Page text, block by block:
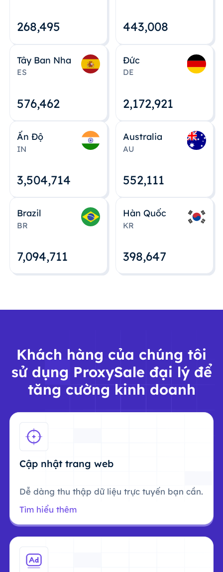
268,495 443,008
Tây Ban Nha
ES
576,463
Đức
DE
2,172,922
Ấn Độ
IN
3,504,715
Australia
AU
552,112
Brazil
BR
7,094,712
Hàn Quốc
KR
398,648
Khách hàng của chúng tôi
sử dụng ProxySale đại lý để
tăng cường kinh doanh
Cập nhật trang web
Dễ dàng thu thập dữ liệu trực tuyến bạn cần.
Tìm hiểu thêm